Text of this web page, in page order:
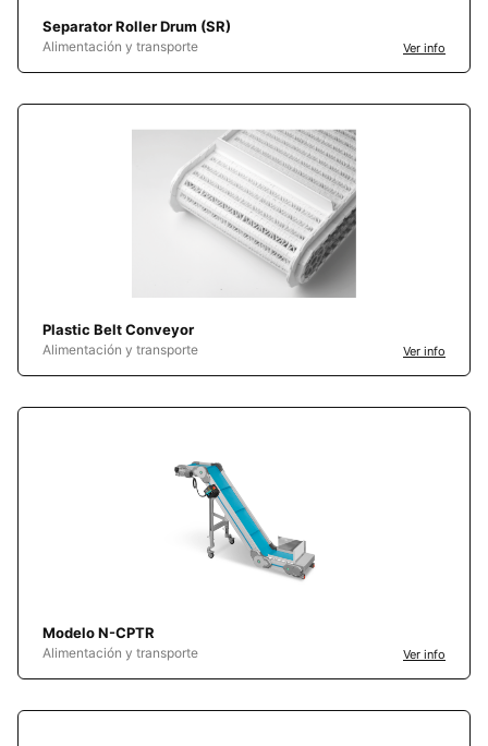
Separator Roller Drum (SR)
Alimentación y transporte Ver info
Plastic Belt Conveyor
Alimentación y transporte Ver info
Modelo N-CPTR
Alimentación y transporte Ver info